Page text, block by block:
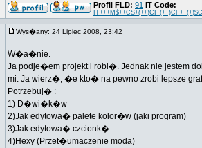
Profil FLD: 91 IT Code:
Wys�any: 24 Lipiec 2008, 23:42
W�a�nie.
Ja podje�em projekt i robi�. Jednak nie jestem
mi. Ja wierz�, �e kto� na pewno zrobi lepsze
Potrzebuj� :
1) D�wi�k�w
2)Jak edytowa� palete kolor�w (jaki program)
3)Jak edytowa� czcionk�
4)Hexy (Przet�umaczenie moda)